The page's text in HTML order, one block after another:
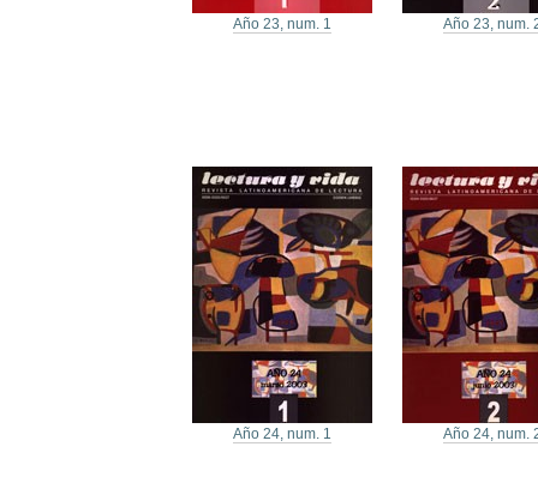
Año 23, num. 1 Año 23, num.
Año 24, num. 1 Año 24, num.